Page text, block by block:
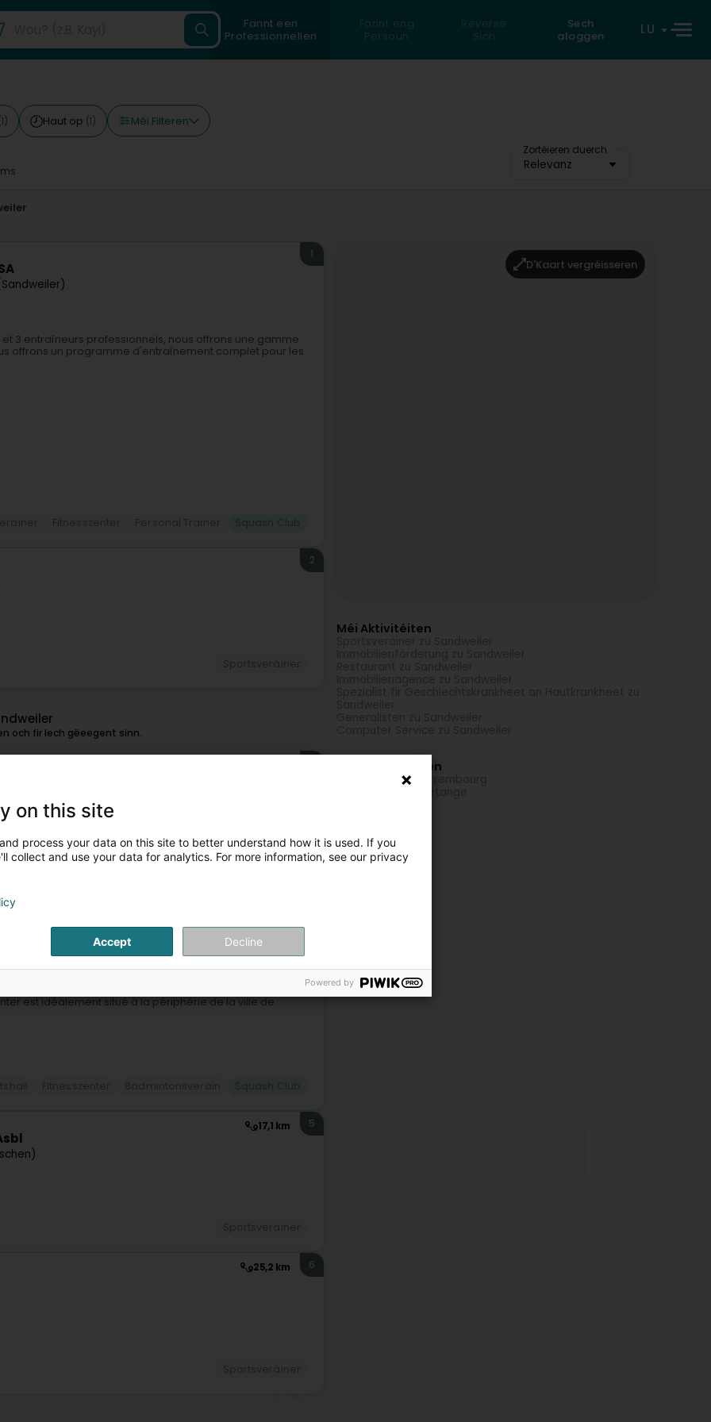
Fannt een
Professionnellen
Fannt eng
Persoun
Reverse
Sich
Sech
aloggen
LU
Haut op (1) Méi Filteren
Zortéieren duerch
Relevanz
1
3 entraîneurs professionnels, nous offrons une gamme
offrons un programme d'entraînement complet pour les
2
och fir Iech gëeegent sinn.
(Kockelscheier)
du Charles Kieffer Group, le centre sportif CK de
est idéalement situé à la périphérie de la ville de
17,1 km 5
25,2 km 6
D'Kaart vergréisseren
Méi Aktivitéiten
Méi Uertschaften
Squash Club zu Luxembourg
on this site
process your data on this site to better understand how it is used. If you
collect and use your data for analytics. For more information, see our privacy
Accept Decline
Powered by